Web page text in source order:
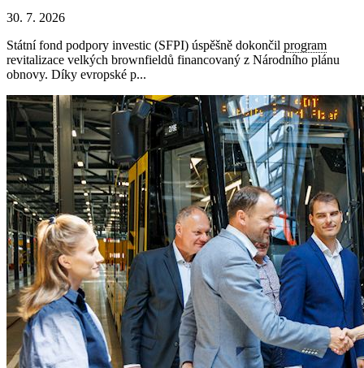
30. 7. 2026
Státní fond podpory investic (SFPI) úspěšně dokončil program
revitalizace velkých brownfieldů financovaný z Národního plánu
obnovy. Díky evropské p...